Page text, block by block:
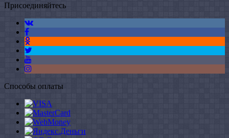
Присоединяйтесь
Способы оплаты